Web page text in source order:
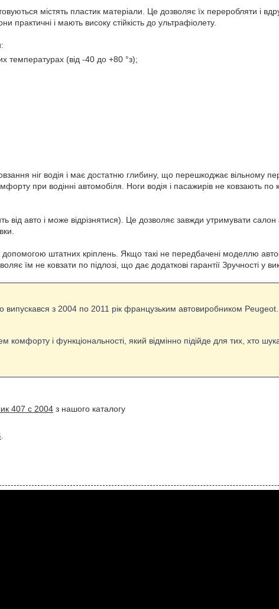
містять пластик матеріали. Це дозволяє їх переробляти і
практичні і мають високу стійкість до ультрафіолету.
температурах (від -40 до +80 °з);
ніг водія і має достатню глибину, що перешкоджає вільному
при водінні автомобіля. Ноги водія і пасажирів не ковзають по
авто і може відрізнятися). Це дозволяє завжди утримувати салон
штатних кріплень. Якщо такі не передбачені моделлю
їм не ковзати по підлозі, що дає додаткові гарантії Зручності у
з 2004 по 2011 рік французьким автовиробником
і функціональності, який відмінно підійде для тих, хто
407 с 2004 з нашого каталогу